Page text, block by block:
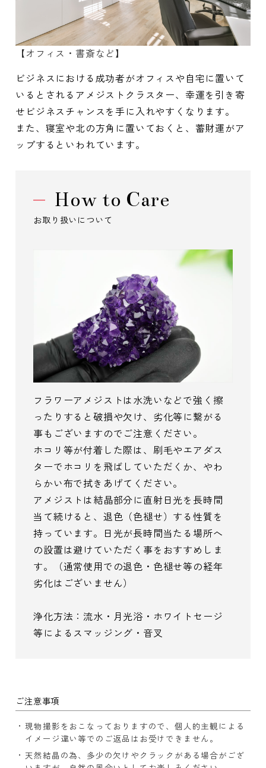
【オフィス・書斎など】
ビジネスにおける成功者がオフィスや自宅に置いて
いるとされるアメジストクラスター、幸運を引き寄
せビジネスチャンスを手に入れやすくなります。
また、寝室や北の方角に置いておくと、蓄財運がア
ップするといわれています。
How to Care
お取り扱いについて
フラワーアメジストは水洗いなどで強く擦
ったりすると破損や欠け、劣化等に繋がる
事もございますのでご注意ください。
ホコリ等が付着した際は、刷毛やエアダス
ターでホコリを飛ばしていただくか、やわ
らかい布で拭きあげてください。
アメジストは結晶部分に直射日光を長時間
当て続けると、退色（色褪せ）する性質を
持っています。日光が長時間当たる場所へ
の設置は避けていただく事をおすすめしま
す。（通常使用での退色・色褪せ等の経年
劣化はございません）
浄化方法：流水・月光浴・ホワイトセージ
等によるスマッジング・音叉
ご注意事項
現物撮影をおこなっておりますので、個人的主観による
イメージ違い等でのご返品はお受けできません。
天然結晶の為、多少の欠けやクラックがある場合がござ